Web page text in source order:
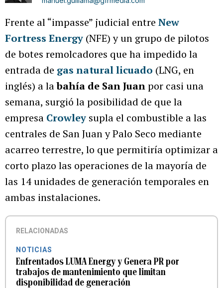
Frente al “impasse” judicial entre New
Fortress Energy (NFE) y un grupo de pilotos
de botes remolcadores que ha impedido la
entrada de gas natural licuado (LNG, en
inglés) a labahía de San Juanpor casi una
semana, surgió la posibilidad de que la
empresa Crowley supla el combustible a las
centrales de San Juan y Palo Seco mediante
acarreo terrestre, lo que permitiría optimizar a
corto plazo las operaciones de la mayoría de
las 14 unidades de generación temporales en
ambas instalaciones.
RELACIONADAS
NOTICIAS
Enfrentados LUMA Energy y Genera PR por
trabajos de mantenimiento que limitan
disponibilidad de generación